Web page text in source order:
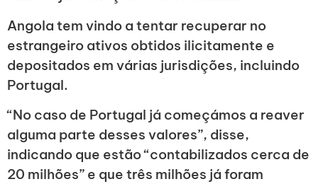
Angola tem vindo a tentar recuperar no
estrangeiro ativos obtidos ilicitamente e
depositados em várias jurisdições, incluindo
Portugal.
“No caso de Portugal já começámos a reaver
alguma parte desses valores”, disse,
indicando que estão “contabilizados cerca de
20 milhões” e que três milhões já foram